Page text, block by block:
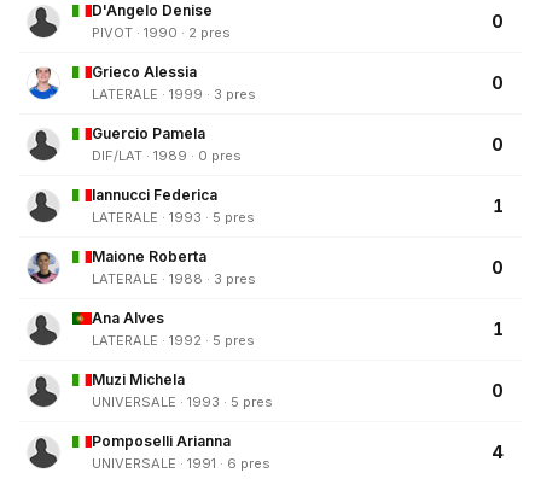
D'Angelo Denise
PIVOT · 1990 · 2 pres
0
Grieco Alessia
LATERALE · 1999 · 3 pres
0
Guercio Pamela
DIF/LAT · 1989 · 0 pres
0
Iannucci Federica
LATERALE · 1993 · 5 pres
1
Maione Roberta
LATERALE · 1988 · 3 pres
0
Ana Alves
LATERALE · 1992 · 5 pres
1
Muzi Michela
UNIVERSALE · 1993 · 5 pres
0
Pomposelli Arianna
UNIVERSALE · 1991 · 6 pres
4